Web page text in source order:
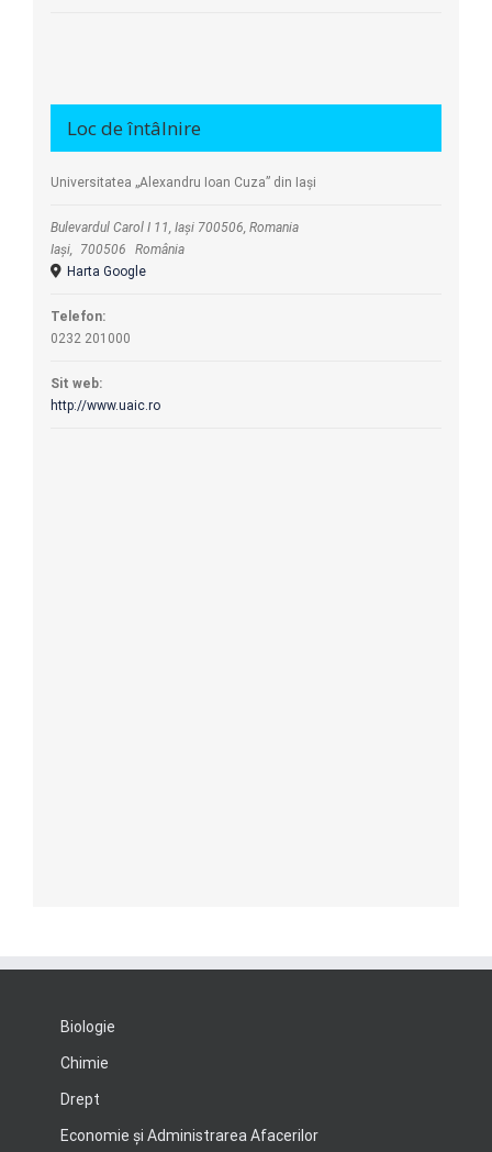
Loc de întâlnire
Universitatea „Alexandru Ioan Cuza” din Iași
Bulevardul Carol I 11, Iași 700506, Romania
Iași, 700506
România
Harta Google
Telefon:
0232 201000
Sit web:
http://www.uaic.ro
Biologie
Chimie
Drept
Economie şi Administrarea Afacerilor